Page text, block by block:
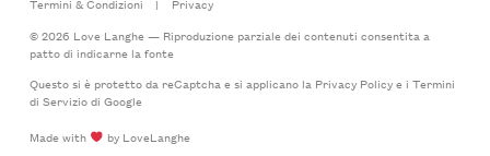
© 2026 Love Langhe — Riproduzione parziale dei contenuti consentita a
patto di indicarne la fonte
Questo si è protetto da reCaptcha e si applicano la Privacy Policye i Termini
di Serviziodi Google
Made with
by LoveLanghe